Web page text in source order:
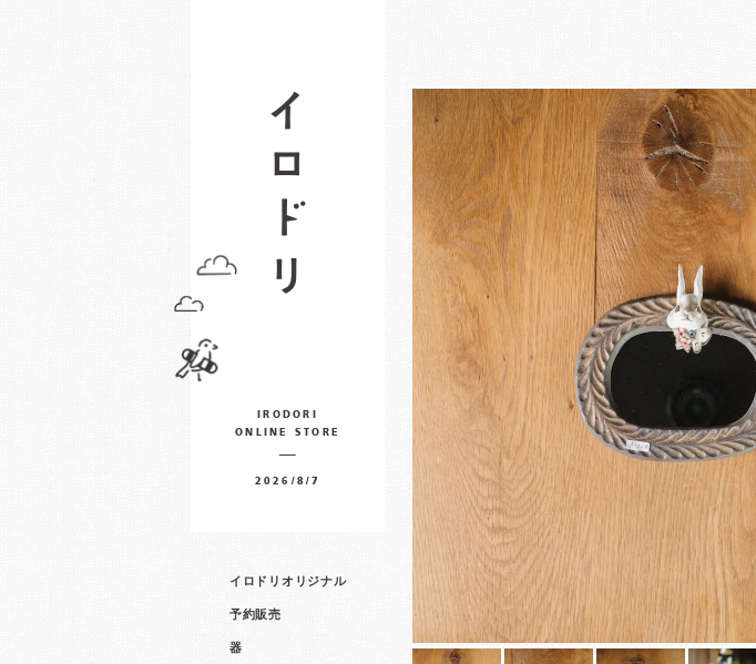
IRODORI
ONLINE STORE
2026/8/7
イロドリオリジナル
予約販売
器